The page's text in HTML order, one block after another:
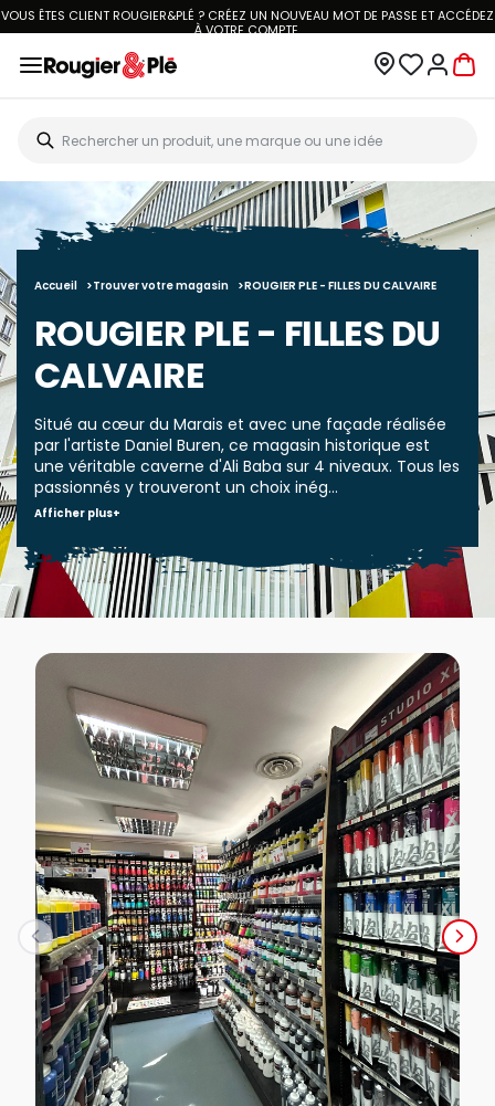
VOUS ÊTES CLIENT ROUGIER&PLÉ ? CRÉEZ UN NOUVEAU MOT DE PASSE ET ACCÉDEZ
ÀVOTRE COMPTE.
Accueil Trouver votre magasin ROUGIER PLE - FILLES DU CALVAIRE
ROUGIER PLE - FILLES DU
CALVAIRE
Situé au cœur du Marais et avec une façade réalisée
par l'artiste Daniel Buren, ce magasin historique est
une véritable caverne d'Ali Baba sur 4 niveaux. Tous les
passionnés y trouveront un choix inég...
Afficher plus